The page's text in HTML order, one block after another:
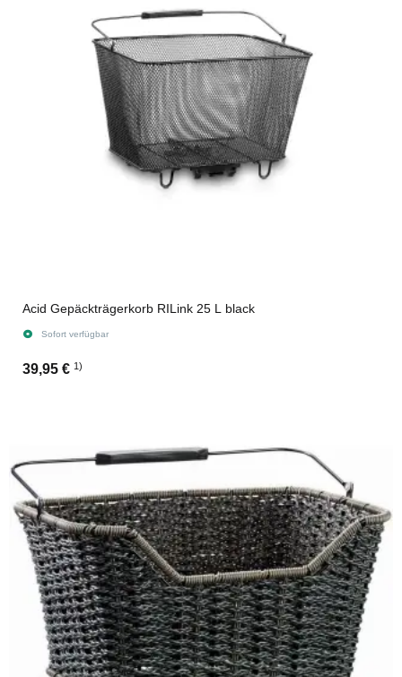
Acid Gepäckträgerkorb RILink 25 L black
Sofort verfügbar
39,95 € 1)